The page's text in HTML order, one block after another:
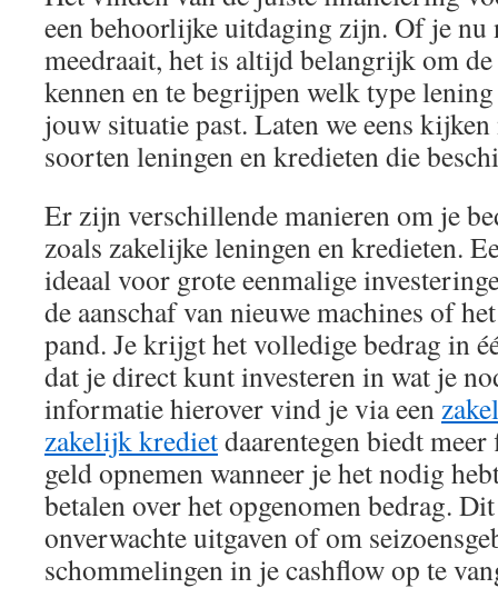
een behoorlijke uitdaging zijn. Of je nu
meedraait, het is altijd belangrijk om
kennen en te begrijpen welk type
jouw situatie past. Laten we eens
soorten leningen en kredieten die
Er zijn verschillende manieren om je
zoals zakelijke leningen en kredieten.
ideaal voor grote eenmalige
de aanschaf van nieuwe machines of
pand. Je krijgt het volledige bedrag in
dat je direct kunt investeren in wat je
informatie hierover vind je via een
zakelijk kredietdaarentegen biedt
geld opnemen wanneer je het nodig
betalen over het opgenomen bedrag.
onverwachte uitgaven of om
schommelingen in je cashflow op te